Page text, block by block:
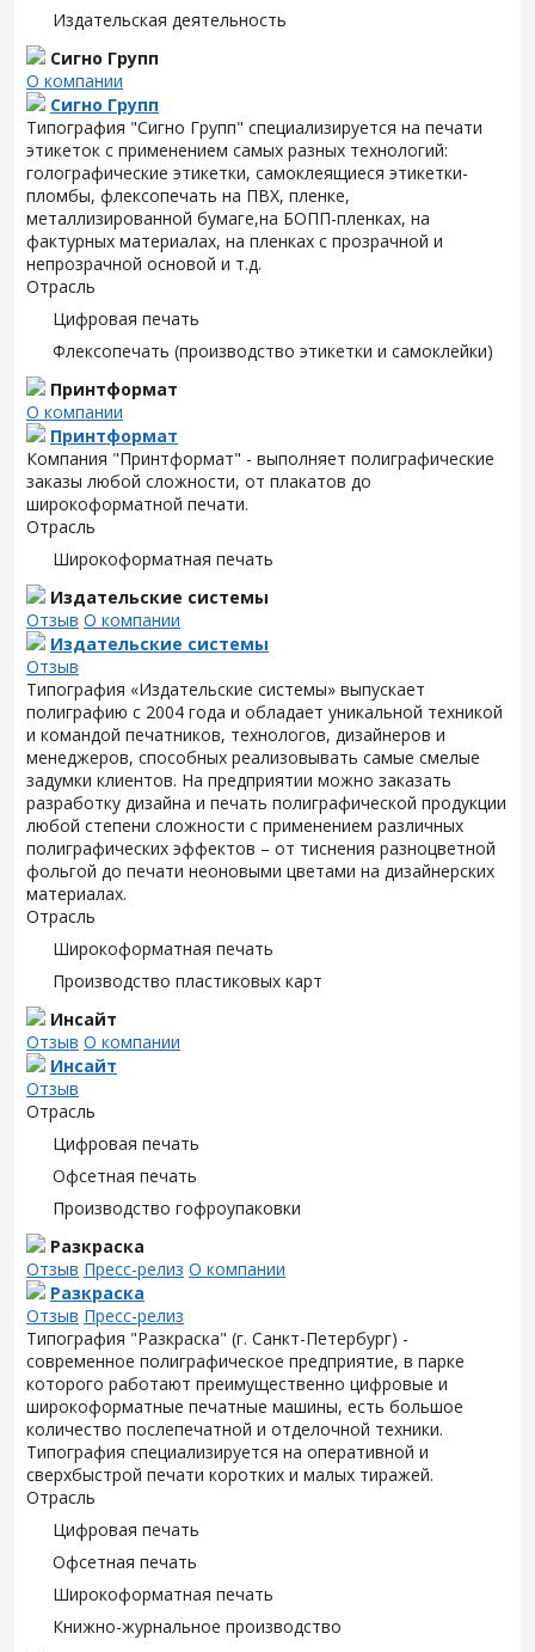
Издательская деятельность
Сигно Групп
О компании
Сигно Групп
Типография "Сигно Групп" специализируется на печати
этикеток с применением самых разных технологий:
голографические этикетки, самоклеящиеся этикетки-
пломбы, флексопечать на ПВХ, пленке,
металлизированной бумаге,на БОПП-пленках, на
фактурных материалах, на пленках с прозрачной и
непрозрачной основой и т.д.
Отрасль
Цифровая печать
Флексопечать (производство этикетки и самоклейки)
Принтформат
О компании
Принтформат
Компания "Принтформат" - выполняет полиграфические
заказы любой сложности, от плакатов до
широкоформатной печати.
Отрасль
Широкоформатная печать
Издательские системы
Отзыв О компании
Издательские системы
Отзыв
Типография «Издательские системы» выпускает
полиграфию с 2004 года и обладает уникальной техникой
и командой печатников, технологов, дизайнеров и
менеджеров, способных реализовывать самые смелые
задумки клиентов. На предприятии можно заказать
разработку дизайна и печать полиграфической продукции
любой степени сложности с применением различных
полиграфических эффектов – от тиснения разноцветной
фольгой до печати неоновыми цветами на дизайнерских
материалах.
Отрасль
Широкоформатная печать
Производство пластиковых карт
Инсайт
Отзыв О компании
Инсайт
Отзыв
Отрасль
Цифровая печать
Офсетная печать
Производство гофроупаковки
Разкраска
Отзыв Пресс-релиз О компании
Разкраска
Отзыв Пресс-релиз
Типография "Разкраска" (г. Санкт-Петербург) -
современное полиграфическое предприятие, в парке
которого работают преимущественно цифровые и
широкоформатные печатные машины, есть большое
количество послепечатной и отделочной техники.
Типография специализируется на оперативной и
сверхбыстрой печати коротких и малых тиражей.
Отрасль
Цифровая печать
Офсетная печать
Широкоформатная печать
Книжно-журнальное производство